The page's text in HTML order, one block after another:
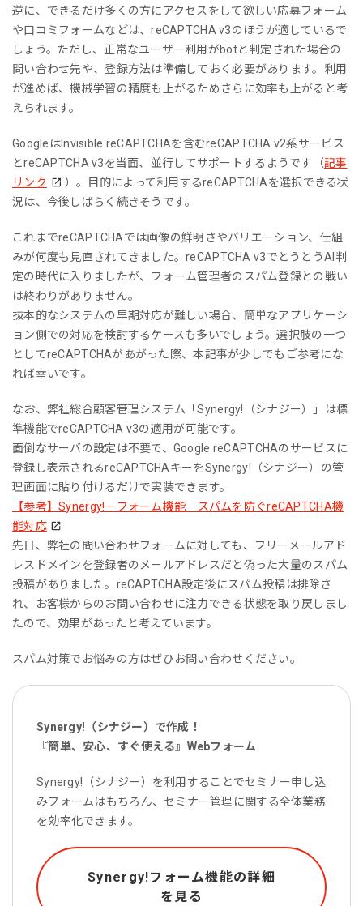
逆に、できるだけ多くの方にアクセスをして欲しい応募フォーム
や口コミフォームなどは、reCAPTCHA v3のほうが適しているで
しょう。ただし、正常なユーザー利用がbotと判定された場合の
問い合わせ先や、登録方法は準備しておく必要があります。利用
が進めば、機械学習の精度も上がるためさらに効率も上がると考
えられます。
GoogleはInvisible reCAPTCHAを含むreCAPTCHA v2系サービス
とreCAPTCHA v3を当面、並行してサポートするようです（記事
リンク
）。目的によって利用するreCAPTCHAを選択できる状
況は、今後しばらく続きそうです。
これまでreCAPTCHAでは画像の鮮明さやバリエーション、仕組
みが何度も見直されてきました。reCAPTCHA v3でとうとうAI判
定の時代に入りましたが、フォーム管理者のスパム登録との戦い
は終わりがありません。
抜本的なシステムの早期対応が難しい場合、簡単なアプリケーシ
ョン側での対応を検討するケースも多いでしょう。選択肢の一つ
としてreCAPTCHAがあがった際、本記事が少しでもご参考にな
れば幸いです。
なお、弊社総合顧客管理システム「Synergy!（シナジー）」は標
準機能でreCAPTCHA v3の適用が可能です。
面倒なサーバの設定は不要で、Google reCAPTCHAのサービスに
登録し表示されるreCAPTCHAキーをSynergy!（シナジー）の管
理画面に貼り付けるだけで実装できます。
【参考】Synergy!－フォーム機能 スパムを防ぐreCAPTCHA機
能対応
先日、弊社の問い合わせフォームに対しても、フリーメールアド
レスドメインを登録者のメールアドレスだと偽った大量のスパム
投稿がありました。reCAPTCHA設定後にスパム投稿は排除さ
れ、お客様からのお問い合わせに注力できる状態を取り戻しまし
たので、効果があったと考えています。
スパム対策でお悩みの方はぜひお問い合わせください。
Synergy!（シナジー）で作成！
『簡単、安心、すぐ使える』Webフォーム
Synergy!（シナジー）を利用することでセミナー申し込
みフォームはもちろん、セミナー管理に関する全体業務
を効率化できます。
Synergy!フォーム機能の詳細
を見る